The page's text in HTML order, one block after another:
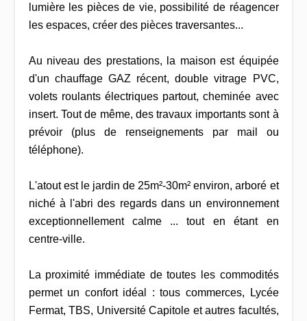
lumière les pièces de vie, possibilité de réagencer
les espaces, créer des pièces traversantes...
Au niveau des prestations, la maison est équipée
d'un chauffage GAZ récent, double vitrage PVC,
volets roulants électriques partout, cheminée avec
insert. Tout de même, des travaux importants sont à
prévoir (plus de renseignements par mail ou
téléphone).
L'atout est le jardin de 25m²-30m² environ, arboré et
niché à l'abri des regards dans un environnement
exceptionnellement calme ... tout en étant en
centre-ville.
La proximité immédiate de toutes les commodités
permet un confort idéal : tous commerces, Lycée
Fermat, TBS, Université Capitole et autres facultés,